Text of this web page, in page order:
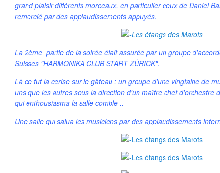
grand plaisir différents morceaux, en particulier ceux de Daniel
remercié par des applaudissements appuyés.
La 2ème partie de la soirée était assurée par un groupe
Suisses "HARMONIKA CLUB START ZÜRICK".
Là ce fut la cerise sur le gâteau : un groupe d'une vingtaine de
uns que les autres sous la direction d'un maître chef d'orchestre
qui enthousiasma la salle comble ..
Une salle qui salua les musiciens par des applaudissements